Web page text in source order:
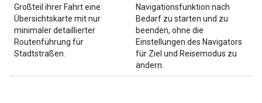
Großteil ihrer Fahrt eine
Übersichtskarte mit nur
minimaler detaillierter
Routenführung für
Stadtstraßen.
Navigationsfunktion nach
Bedarf zu starten und zu
beenden, ohne die
Einstellungen des Navigators
für Ziel und Reisemodus zu
ändern.